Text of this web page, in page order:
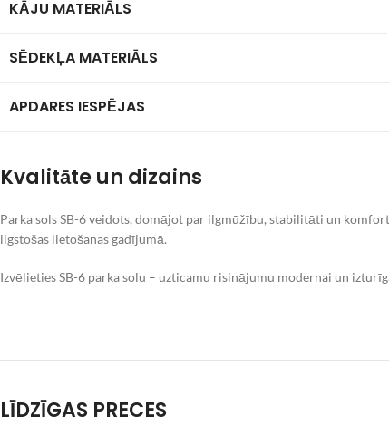
KĀJU MATERIĀLS
SĒDEKĻA MATERIĀLS
APDARES IESPĒJAS
Kvalitāte un dizains
Parka sols SB-6 veidots, domājot par ilgmūžību, stabilitāti un
ilgstošas lietošanas gadījumā.
Izvēlieties SB-6 parka solu – uzticamu risinājumu modernai un
LĪDZĪGAS PRECES